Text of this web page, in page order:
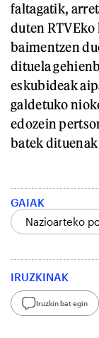
faltagatik,
duten
baimentzen
dituela
eskubideak
galdetuko
edozein
batek
GAIAK
Nazioarteko
IRUZKINAK
Iruzkin bat egin